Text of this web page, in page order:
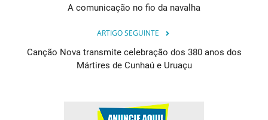
A comunicação no fio da navalha
ARTIGO SEGUINTE
Canção Nova transmite celebração dos 380 anos dos
Mártires de Cunhaú e Uruaçu